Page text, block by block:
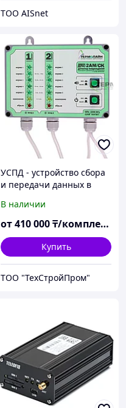
ТОО AISnet
УСПД - устройство сбора
и передачи данных в
повреждений ПИККОН
В наличии
от410 000₸/комплект
Купить
ТОО "ТехСтройПром"